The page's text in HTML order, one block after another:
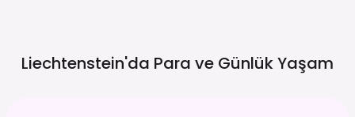
Liechtenstein'da Para ve GünlükYaşam